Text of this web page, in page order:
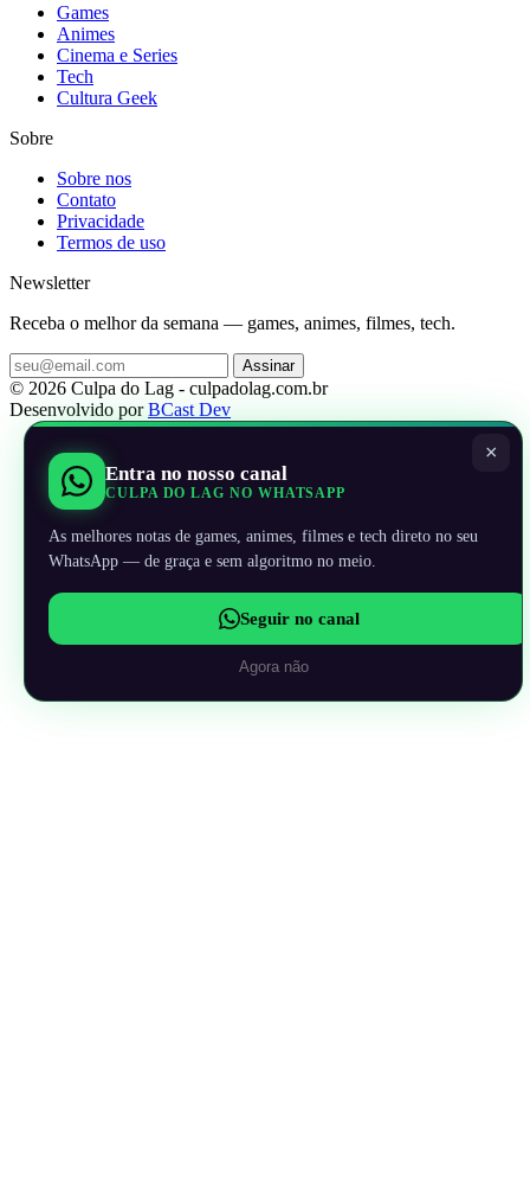
Games
Animes
Cinema e Series
Tech
Cultura Geek
Sobre
Sobre nos
Contato
Privacidade
Termos de uso
Newsletter
Receba o melhor da semana — games, animes, filmes, tech.
Assinar
© 2026 Culpa do Lag - culpadolag.com.br
Desenvolvido porBCast Dev
×
Entra no nosso canal
CULPA DO LAG NO WHATSAPP
As melhores notas de games, animes, filmes e tech direto no seu
WhatsApp — de graça e sem algoritmo no meio.
Seguir no canal
Agora não